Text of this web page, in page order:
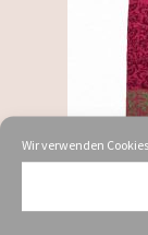
Wir verwenden